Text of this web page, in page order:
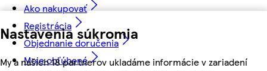
Nastavenia súkromia
My a našich 18 partnerov ukladáme informácie v zariadení
Ako nakupovať
Registrácia
Objednanie doručenia
Moje obľúbené